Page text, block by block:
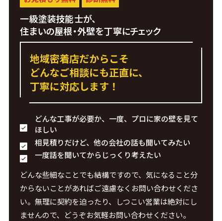
一級塗装技能士が、
住まいの屋根・外壁を丁寧にチェック
地域密着店だからこそ
どんなご相談にも正直に、
丁寧に対応します！
どんな工事が必要か、一度、プロに家の壁を見て
ほしい
相見積りだけど、他の会社の話も聞いてみたい
一度話を聞いてからじっくり考えたい
どんな些細なことでも結構ですので、気になること分
からないことがあればご遠慮なくお問い合わせくださ
い。無理に契約を迫ったり、しつこい営業は絶対にし
ませんので、どうぞお気軽お問い合わせください。